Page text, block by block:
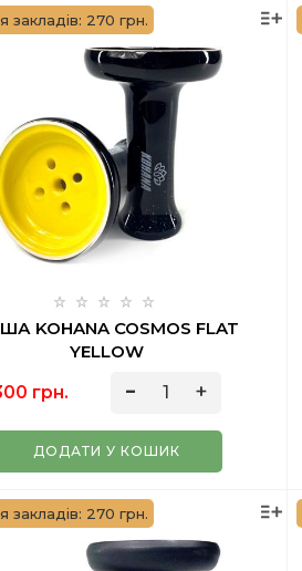
закладів: 270 грн.
KOHANA COSMOS FLAT
YELLOW
грн.
ДОДАТИ У КОШИК
закладів: 270 грн.